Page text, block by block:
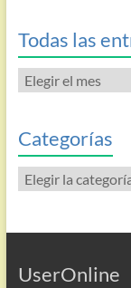
Todas las
Todas
las
Categorías
Categorías
UserOnline